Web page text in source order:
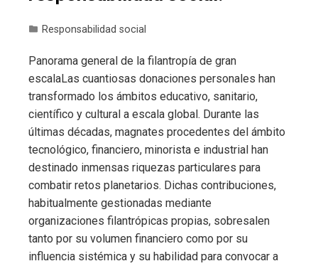
Responsabilidad social
Panorama general de la filantropía de gran
escalaLas cuantiosas donaciones personales han
transformado los ámbitos educativo, sanitario,
científico y cultural a escala global. Durante las
últimas décadas, magnates procedentes del ámbito
tecnológico, financiero, minorista e industrial han
destinado inmensas riquezas particulares para
combatir retos planetarios. Dichas contribuciones,
habitualmente gestionadas mediante
organizaciones filantrópicas propias, sobresalen
tanto por su volumen financiero como por su
influencia sistémica y su habilidad para convocar a